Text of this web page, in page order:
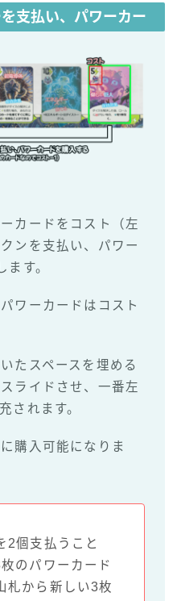
カードをコスト（左
ンを支払い、パワー
す。
ワーカードはコスト
たスペースを埋める
ライドさせ、一番左
されます。
購入可能になりま
2個支払うこと
のパワーカード
札から新しい3枚